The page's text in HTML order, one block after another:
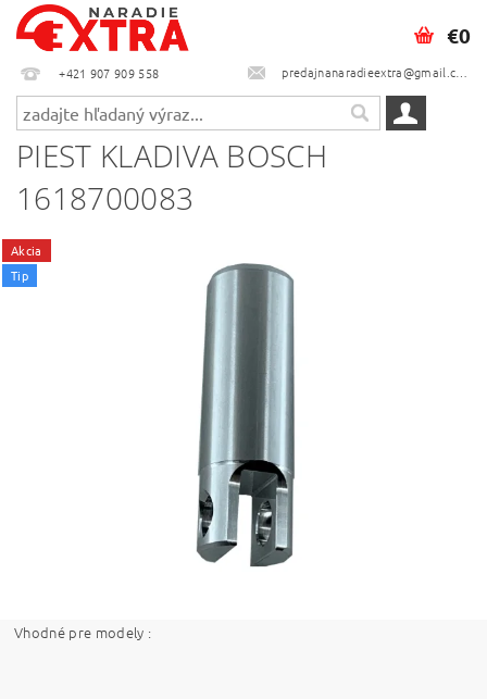
+421 907 909 558 predajnanaradieextra@gmail.com
€0
PIEST KLADIVA BOSCH
1618700083
Akcia
Tip
Vhodné pre modely :